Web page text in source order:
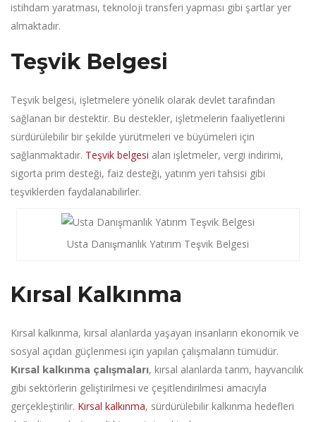
istihdam yaratması, teknoloji transferi yapması gibi şartlar yer
almaktadır.
Teşvik Belgesi
Teşvik belgesi, işletmelere yönelik olarak devlet tarafından
sağlanan bir destektir. Bu destekler, işletmelerin faaliyetlerini
sürdürülebilir bir şekilde yürütmeleri ve büyümeleri için
sağlanmaktadır. Teşvik belgesi alan işletmeler, vergi indirimi,
sigorta prim desteği, faiz desteği, yatırım yeri tahsisi gibi
teşviklerden faydalanabilirler.
Usta Danışmanlık Yatırım Teşvik Belgesi
Kırsal Kalkınma
Kırsal kalkınma, kırsal alanlarda yaşayan insanların ekonomik ve
sosyal açıdan güçlenmesi için yapılan çalışmaların tümüdür.
Kırsal kalkınma çalışmaları, kırsal alanlarda tarım, hayvancılık
gibi sektörlerin geliştirilmesi ve çeşitlendirilmesi amacıyla
gerçekleştirilir. Kırsal kalkınma, sürdürülebilir kalkınma hedefleri